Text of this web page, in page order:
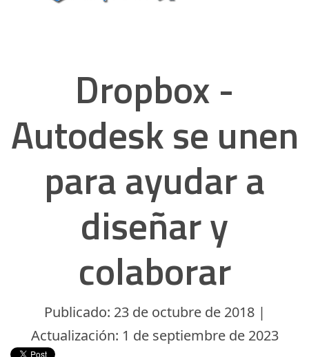
Dropbox -
Autodesk se unen
para ayudar a
diseñar y
colaborar
Publicado: 23 de octubre de 2018 |
Actualización: 1 de septiembre de 2023